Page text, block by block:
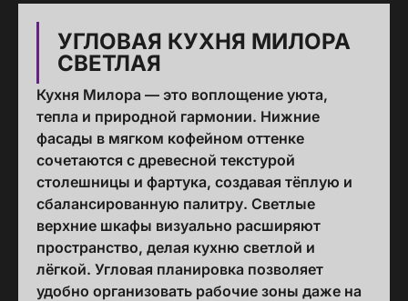
УГЛОВАЯ КУХНЯ МИЛОРА
СВЕТЛАЯ
Кухня Милора — это воплощение уюта,
тепла и природной гармонии. Нижние
фасады в мягком кофейном оттенке
сочетаются с древесной текстурой
столешницы и фартука, создавая тёплую и
сбалансированную палитру. Светлые
верхние шкафы визуально расширяют
пространство, делая кухню светлой и
лёгкой. Угловая планировка позволяет
удобно организовать рабочие зоны даже на